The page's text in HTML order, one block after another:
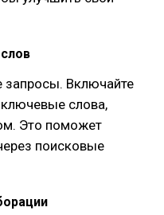
Включайте
ключевые слова,
Это поможет
поисковые